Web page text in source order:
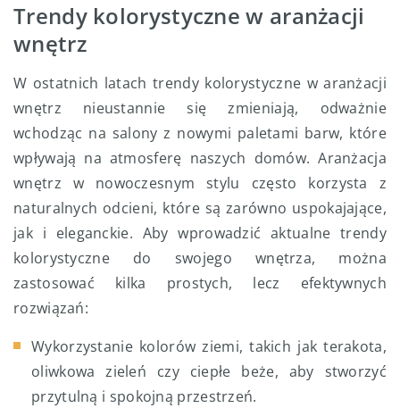
Trendy kolorystyczne w aranżacji
wnętrz
W ostatnich latach trendy kolorystyczne w aranżacji
wnętrz nieustannie się zmieniają, odważnie
wchodząc na salony z nowymi paletami barw, które
wpływają na atmosferę naszych domów. Aranżacja
wnętrz w nowoczesnym stylu często korzysta z
naturalnych odcieni, które są zarówno uspokajające,
jak i eleganckie. Aby wprowadzić aktualne trendy
kolorystyczne do swojego wnętrza, można
zastosować kilka prostych, lecz efektywnych
rozwiązań:
Wykorzystanie kolorów ziemi, takich jak terakota,
oliwkowa zieleń czy ciepłe beże, aby stworzyć
przytulną i spokojną przestrzeń.